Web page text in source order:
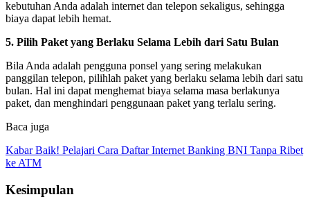
kebutuhan Anda adalah internet dan telepon sekaligus, sehingga
biaya dapat lebih hemat.
5. Pilih Paket yang Berlaku Selama Lebih dari Satu Bulan
Bila Anda adalah pengguna ponsel yang sering melakukan
panggilan telepon, pilihlah paket yang berlaku selama lebih dari satu
bulan. Hal ini dapat menghemat biaya selama masa berlakunya
paket, dan menghindari penggunaan paket yang terlalu sering.
Baca juga
Kabar Baik! Pelajari Cara Daftar Internet Banking BNI Tanpa Ribet
ke ATM
Kesimpulan